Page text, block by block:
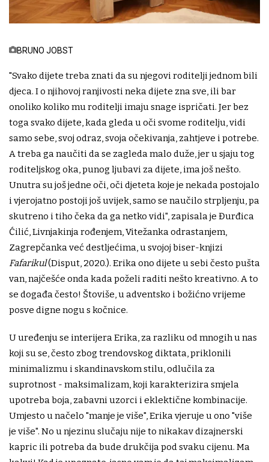
BRUNO JOBST
"Svako dijete treba znati da su njegovi roditelji jednom bili
djeca. I o njihovoj ranjivosti neka dijete zna sve, ili bar
onoliko koliko mu roditelji imaju snage ispričati. Jer bez
toga svako dijete, kada gleda u oči svome roditelju, vidi
samo sebe, svoj odraz, svoja očekivanja, zahtjeve i potrebe.
A treba ga naučiti da se zagleda malo duže, jer u sjaju tog
roditeljskog oka, punog ljubavi za dijete, ima još nešto.
Unutra su još jedne oči, oči djeteta koje je nekada postojalo
i vjerojatno postoji još uvijek, samo se naučilo strpljenju, pa
skutreno i tiho čeka da ga netko vidi", zapisala je Đurđica
Ćilić, Livnjakinja rođenjem, Vitežanka odrastanjem,
Zagrepčanka već destljećima, u svojoj biser-knjizi
Fafarikul(Disput, 2020.). Erika ono dijete u sebi često pušta
van, najčešće onda kada poželi raditi nešto kreativno. A to
se događa često! Štoviše, u adventsko i božićno vrijeme
posve digne nogu s kočnice.
U uređenju se interijera Erika, za razliku od mnogih u nas
koji su se, često zbog trendovskog diktata, priklonili
minimalizmu i skandinavskom stilu, odlučila za
suprotnost - maksimalizam, koji karakterizira smjela
upotreba boja, zabavni uzorci i eklektične kombinacije.
Umjesto u načelo "manje je više", Erika vjeruje u ono "više
je više". No u njezinu slučaju nije to nikakav dizajnerski
kapric ili potreba da bude drukčija pod svaku cijenu. Ma